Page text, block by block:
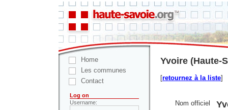
Home
Les communes
Contact
Log on
Username:
Yvoire (Haute-
[retournez à la liste]
Nom officiel